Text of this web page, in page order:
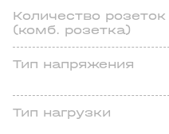
Количество розеток
(комб. розетка)
Тип напряжения
Тип нагрузки